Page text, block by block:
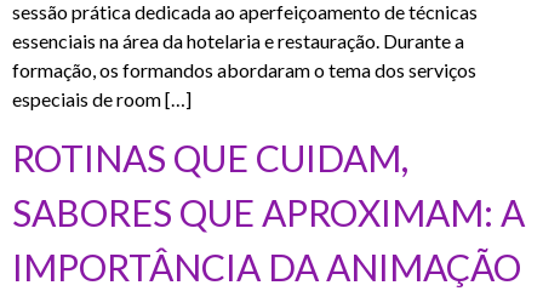
sessão prática dedicada ao aperfeiçoamento de técnicas
essenciais na área da hotelaria e restauração. Durante a
formação, os formandos abordaram o tema dos serviços
especiais de room […]
ROTINAS QUE CUIDAM,
SABORES QUE APROXIMAM: A
IMPORTÂNCIA DA ANIMAÇÃO